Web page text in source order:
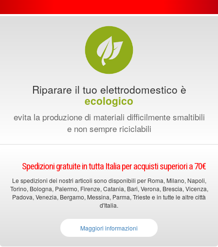
Riparare il tuo elettrodomestico è
ecologico
evita la produzione di materiali difficilmente smaltibili
e non sempre riciclabili
Spedizioni gratuite in tutta Italia per acquisti superiori a 70€
Le spedizioni dei nostri articoli sono disponibili per Roma, Milano, Napoli,
Torino, Bologna, Palermo, Firenze, Catania, Bari, Verona, Brescia, Vicenza,
Padova, Venezia, Bergamo, Messina, Parma, Trieste e in tutte le altre città
d'Italia.
Maggiori informazioni